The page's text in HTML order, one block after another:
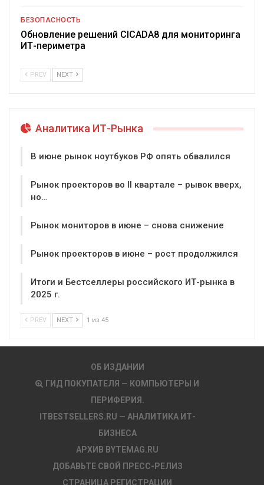
БЕЗОПАСНОСТЬ
Обновление решений CICADA8 для мониторинга
ИТ-периметра
PREV NEXT
Аналитика ИТ-Рынка
В июне рынок ноутбуков РФ опять обвалился
Рынок проекторов во II квартале – рывок вверх,
но…
Рынок мониторов в июне – снова снижение
Рынок проекторов в июне – рост продолжился
Итоги и Бестселлеры российского ИТ-рынка в
2025 г.
PREV NEXT 1 из 45
ОБ ИЗДАНИИ
ГИД ПОКУПАТЕЛЯ — КОМПЬЮТЕРЫ И
ПЕРИФЕРИЯ.
ITBESTSELLERS.RU — АНАЛИТИКА ИТ-
БИЗНЕСА
АРХИВ BYTEMAG.RU
ДОБАВЬТЕ СВОЙ ПРЕСС-РЕЛИЗ
СТРАНИЦА РЕГИСТРАЦИИ